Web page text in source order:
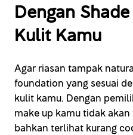
Dengan
Kulit Kamu
Agar riasan tampak
foundation yang sesuai
kulit kamu. Dengan
make up kamu tidak
bahkan terlihat kurang